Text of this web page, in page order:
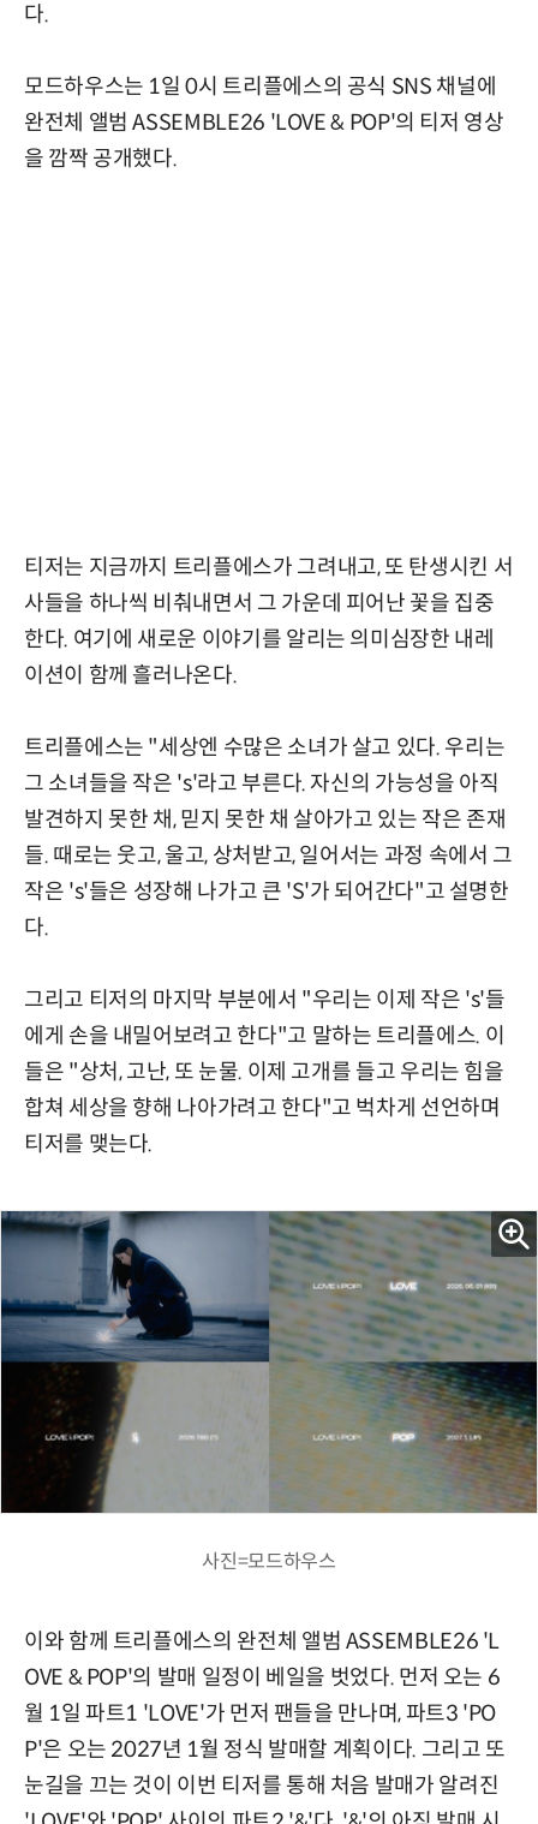
다.
모드하우스는 1일 0시 트리플에스의 공식 SNS 채널에
완전체 앨범 ASSEMBLE26 'LOVE & POP'의 티저 영상
을 깜짝 공개했다.
티저는 지금까지 트리플에스가 그려내고, 또 탄생시킨 서
사들을 하나씩 비춰내면서 그 가운데 피어난 꽃을 집중
한다. 여기에 새로운 이야기를 알리는 의미심장한 내레
이션이 함께 흘러나온다.
트리플에스는 "세상엔 수많은 소녀가 살고 있다. 우리는
그 소녀들을 작은 's'라고 부른다. 자신의 가능성을 아직
발견하지 못한 채, 믿지 못한 채 살아가고 있는 작은 존재
들. 때로는 웃고, 울고, 상처받고, 일어서는 과정 속에서 그
작은 's'들은 성장해 나가고 큰 'S'가 되어간다"고 설명한
다.
그리고 티저의 마지막 부분에서 "우리는 이제 작은 's'들
에게 손을 내밀어보려고 한다"고 말하는 트리플에스. 이
들은 "상처, 고난, 또 눈물. 이제 고개를 들고 우리는 힘을
합쳐 세상을 향해 나아가려고 한다"고 벅차게 선언하며
티저를 맺는다.
사진=모드하우스
이와 함께 트리플에스의 완전체 앨범 ASSEMBLE26 'L
OVE & POP'의 발매 일정이 베일을 벗었다. 먼저 오는 6
월 1일 파트1 'LOVE'가 먼저 팬들을 만나며, 파트3 'PO
P'은 오는 2027년 1월 정식 발매할 계획이다. 그리고 또
눈길을 끄는 것이 이번 티저를 통해 처음 발매가 알려진